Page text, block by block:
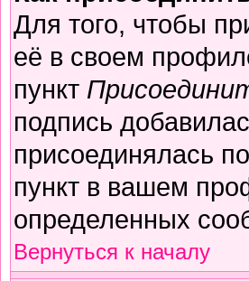
Для того, чтобы
её в своем
пункт
подпись
присоединялась
пункт в вашем
определенных
Вернуться к началу